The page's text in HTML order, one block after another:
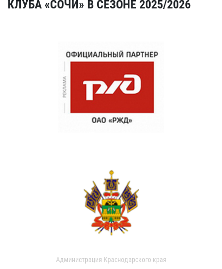
КЛУБА «СОЧИ» В СЕЗОНЕ 2025/2026
Администрация Краснодарского края